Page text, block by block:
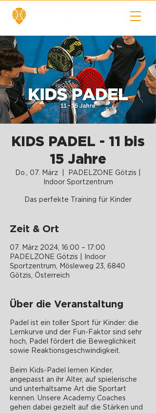
KIDS PADEL - 11 bis
15 Jahre
Do., 07. März
PADELZONE Götzis |
Indoor Sportzentrum
Das perfekte Training für Kinder
Zeit & Ort
07. März 2024, 16:00 – 17:00
PADELZONE Götzis | Indoor
Sportzentrum, Mösleweg 23, 6840
Götzis, Österreich
Über die Veranstaltung
Padel ist ein toller Sport für Kinder: die
Lernkurve und der Fun-Faktor sind sehr
hoch, Padel fördert die Beweglichkeit
sowie Reaktionsgeschwindigkeit.
Beim Kids-Padel lernen Kinder,
angepasst an ihr Alter, auf spielerische
und unterhaltsame Art die Sportart
kennen. Unsere Academy Coaches
gehen dabei gezielt auf die Stärken und